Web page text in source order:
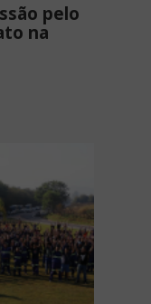
pelo
na